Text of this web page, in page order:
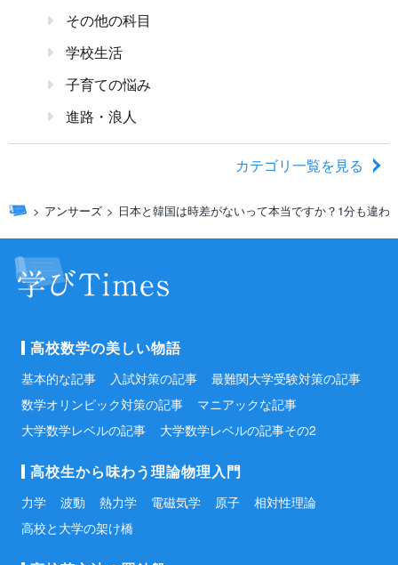
その他の科目
学校生活
子育ての悩み
進路・浪人
カテゴリ一覧を見る
アンサーズ 日本と韓国は時差がないって本当ですか？1分も違わ
高校数学の美しい物語
基本的な記事 入試対策の記事
最難関大学受験対策の記事
数学オリンピック対策の記事
マニアックな記事
大学数学レベルの記事
大学数学レベルの記事その2
高校生から味わう理論物理入門
力学 波動 熱力学 電磁気学 原子
相対性理論
高校と大学の架け橋